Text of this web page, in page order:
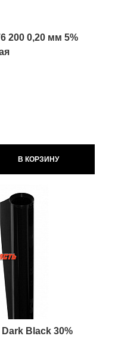
руб.
200 0,20 мм 5%
В КОРЗИНУ
Black 30%